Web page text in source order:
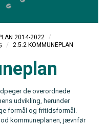
2014-2022
/
/ 2.5.2 KOMMUNEPLAN
de overordnede
udvikling, herunder
formål og fritidsformål.
kommuneplanen, jævnfør